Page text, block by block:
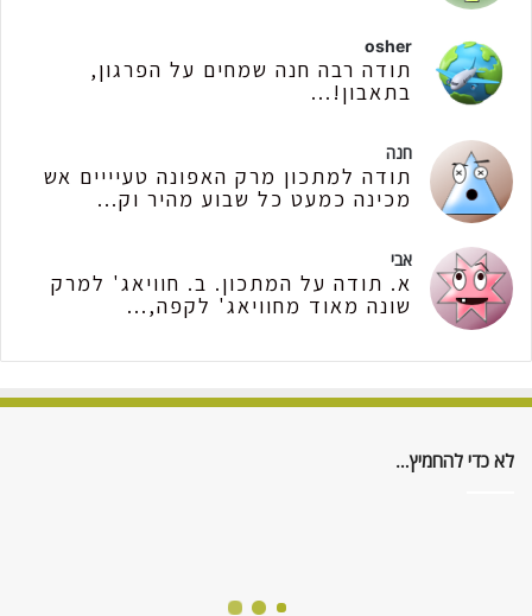
osher
תודה רבה חנה שמחים על הפרגון,
בתאבון!...
חנה
תודה למתכון מרק האפונה טעיייים אש
מכינה כמעט כל שבוע מהיר וק...
אבי
א. תודה על המתכון. ב. חוויאג' למרק
שונה מאוד מחוויאג' לקפה,...
לא כדי להחמיץ…